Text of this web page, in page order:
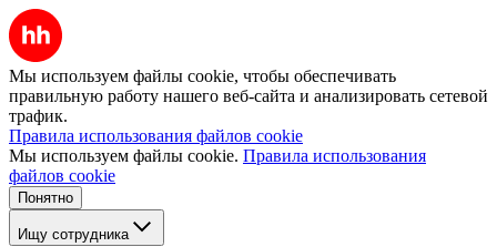
Мы используем файлы cookie, чтобы обеспечивать
правильную работу нашего веб-сайта и анализировать сетевой
трафик.
Правила использования файлов cookie
Мы используем файлы cookie. Правила использования
файлов cookie
Понятно
Ищу сотрудника